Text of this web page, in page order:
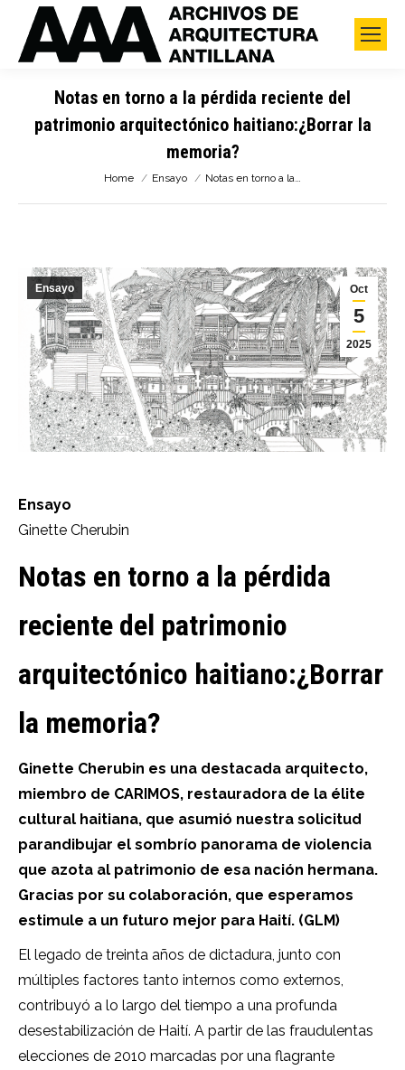
Notas en torno a la pérdida reciente del
patrimonio arquitectónico haitiano:¿Borrar la
memoria?
You are here:
Home Ensayo Notas en torno a la…
Oct
5
2025
Ensayo
Ensayo
Ginette Cherubin
Notas en torno a la pérdida
reciente del patrimonio
arquitectónico haitiano:¿Borrar
la memoria?
Ginette Cherubin es una destacada arquitecto,
miembro de CARIMOS, restauradora de la élite
cultural haitiana, que asumió nuestra solicitud
parandibujar el sombrío panorama de violencia
que azota al patrimonio de esa nación hermana.
Gracias por su colaboración, que esperamos
estimule a un futuro mejor para Haití. (GLM)
El legado de treinta años de dictadura, junto con
múltiples factores tanto internos como externos,
contribuyó a lo largo del tiempo a una profunda
desestabilización de Haití. A partir de las fraudulentas
elecciones de 2010 marcadas por una flagrante